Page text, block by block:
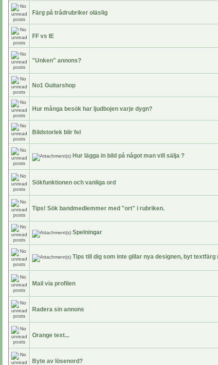
Färg på trådrubriker oläslig
FF vs IE
"Unken" annons?
No1 Guitarshop
Hur många besök har ljudbojen varje dygn?
Bildstorlek blir fel
Hur lägga in bild på något man vill sälja ?
Sökfunktionen och vanliga ord
Tips! Sök bandmedlemmer med "ort" i rubriken.
Spelningar
Tips till dig som inte gillar nya designen, byt textfärg
Mail via profilen
Radera sin annons
Orange text...
Byte av lösenord?